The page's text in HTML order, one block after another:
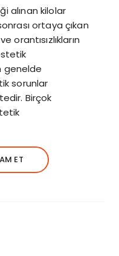
alınan kilolar
ortaya çıkan
orantısızlıkların
genelde
sorunlar
Birçok
ET